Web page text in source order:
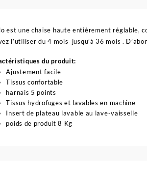
est une chaise haute entièrement réglable,
l’utiliser du 4 mois jusqu’à 36 mois .
du produit:
Ajustement facile
Tissus confortable
harnais 5 points
Tissus hydrofuges et lavables en machine
Insert de plateau lavable au lave-vaisselle
poids de produit 8 Kg